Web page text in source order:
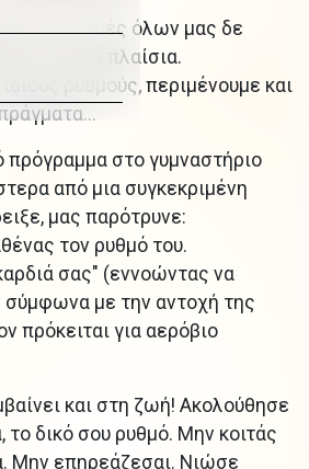
μας, οι ζωές όλων μας δε
σε γενικά πλαίσια.
ρυθμούς, περιμένουμε και
πρόγραμμα στο γυμναστήριο
από μια συγκεκριμένη
μας παρότρυνε:
τον ρυθμό του.
σας" (εννοώντας να
σύμφωνα με την αντοχή της
πρόκειται για αερόβιο
και στη ζωή! Ακολούθησε
το δικό σου ρυθμό. Μην κοιτάς
Μην επηρεάζεσαι. Νιώσε